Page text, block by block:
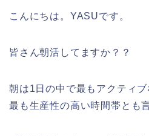
こんにちは。YASUです。
皆さん朝活してますか？？
朝は1日の中で最もアクティブ
最も生産性の高い時間帯とも